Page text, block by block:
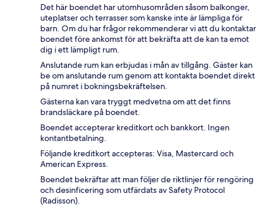
Det här boendet har utomhusområden såsom balkonger,
uteplatser och terrasser som kanske inte är lämpliga för
barn. Om du har frågor rekommenderar vi att du kontaktar
boendet före ankomst för att bekräfta att de kan ta emot
dig i ett lämpligt rum.
Anslutande rum kan erbjudas i mån av tillgång. Gäster kan
be om anslutande rum genom att kontakta boendet direkt
på numret i bokningsbekräftelsen.
Gästerna kan vara tryggt medvetna om att det finns
brandsläckare på boendet.
Boendet accepterar kreditkort och bankkort. Ingen
kontantbetalning.
Följande kreditkort accepteras: Visa, Mastercard och
American Express.
Boendet bekräftar att man följer de riktlinjer för rengöring
och desinficering som utfärdats av Safety Protocol
(Radisson).